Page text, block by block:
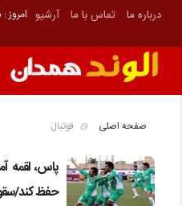
درباره ما تماس با ما آرشیو امروز : شنبه,
صفحه اصلی فوتبال
پاس، لقمه
حفظ کند/